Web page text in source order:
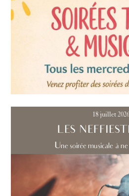
18 juillet 2026
LES
Une soirée musicale à